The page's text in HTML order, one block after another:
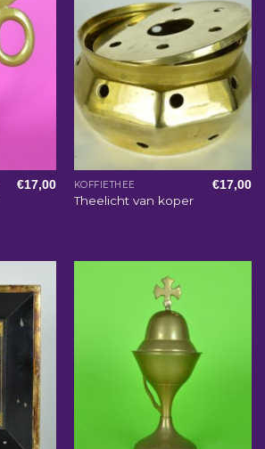
€17,00 KOFFIETHEE
Theelicht van koper
€17,00